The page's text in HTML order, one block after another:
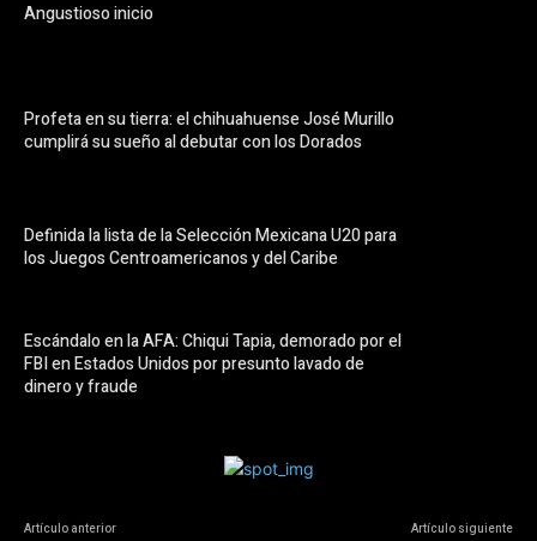
Angustioso inicio
Profeta en su tierra: el chihuahuense José Murillo
cumplirá su sueño al debutar con los Dorados
Definida la lista de la Selección Mexicana U20 para
los Juegos Centroamericanos y del Caribe
Escándalo en la AFA: Chiqui Tapia, demorado por el
FBI en Estados Unidos por presunto lavado de
dinero y fraude
Artículo anterior Artículo siguiente